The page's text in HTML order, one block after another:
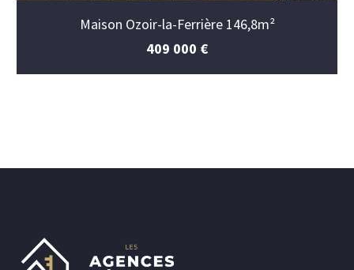
Maison Ozoir-la-Ferrière 146,8m²
409 000 €